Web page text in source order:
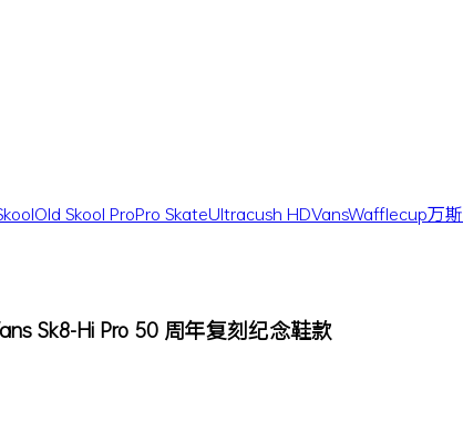
Old Skool ProPro SkateUltracush HDVansWafflecup万斯
Sk8-Hi Pro 50 周年复刻纪念鞋款